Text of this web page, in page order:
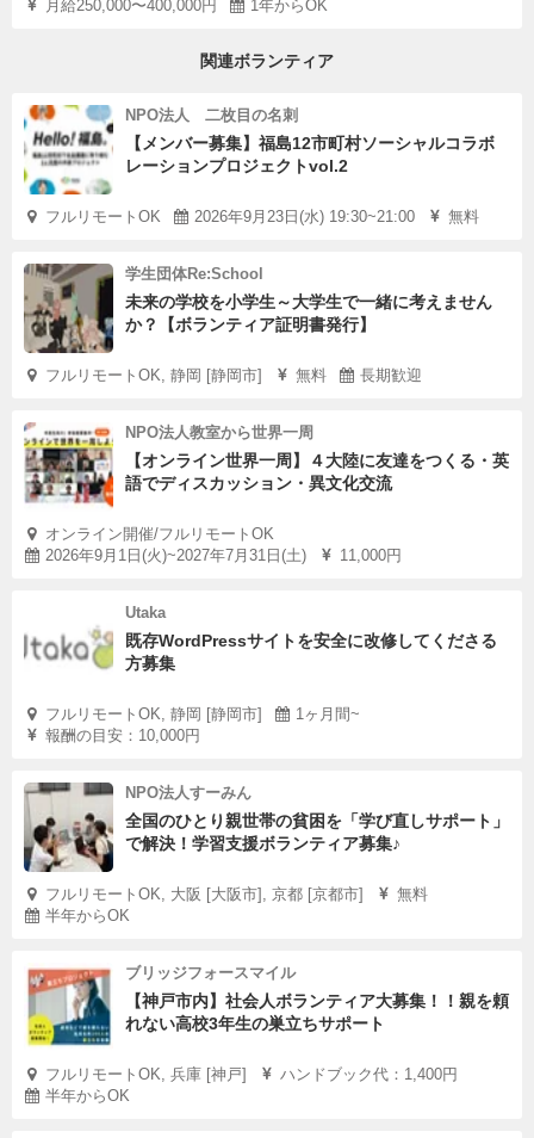
月給250,000〜400,000円
1年からOK
関連ボランティア
NPO法人 二枚目の名刺
【メンバー募集】福島12市町村ソーシャルコラボ
レーションプロジェクトvol.2
フルリモートOK 2026年9月23日(水) 19:30~21:00 無料
学生団体Re:School
未来の学校を小学生～大学生で一緒に考えません
か？【ボランティア証明書発行】
フルリモートOK, 静岡 [静岡市] 無料 長期歓迎
NPO法人教室から世界一周
【オンライン世界一周】４大陸に友達をつくる・英
語でディスカッション・異文化交流
オンライン開催/フルリモートOK
2026年9月1日(火)~2027年7月31日(土)
11,000円
Utaka
既存WordPressサイトを安全に改修してくださる
方募集
フルリモートOK, 静岡 [静岡市]
1ヶ月間~
報酬の目安：10,000円
NPO法人すーみん
全国のひとり親世帯の貧困を「学び直しサポート」
で解決！学習支援ボランティア募集♪
フルリモートOK, 大阪 [大阪市], 京都 [京都市]
無料
半年からOK
ブリッジフォースマイル
【神戸市内】社会人ボランティア大募集！！親を頼
れない高校3年生の巣立ちサポート
フルリモートOK, 兵庫 [神戸]
ハンドブック代：1,400円
半年からOK